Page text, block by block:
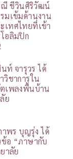
ณี ชีวินศิริวัฒน์
มเข้มด้านงาน
ทศไทยที่เข้า
อลิมปิก
ท์ จารุวร ได้
วิชาการใน
เพลงพื้นบ้าน
ย
าพร บุญรุ่ง ได้
อ “ภาษากับ
าลัย